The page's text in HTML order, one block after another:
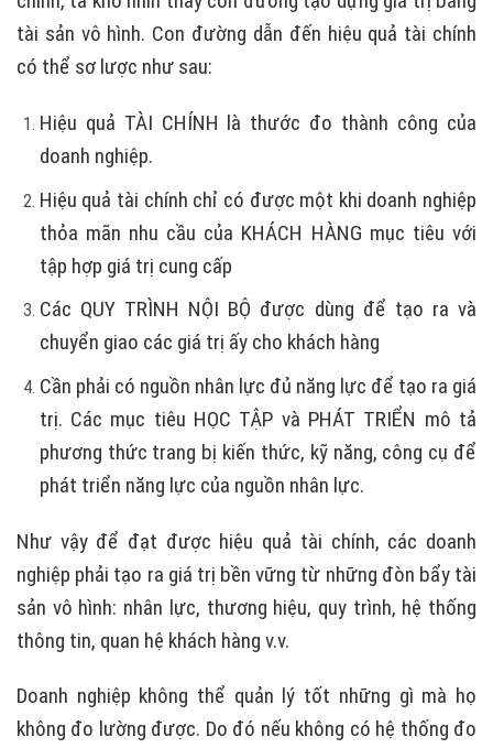
tài sản vô hình. Con đường dẫn đến hiệu quả tài chính
có thể sơ lược như sau:
Hiệu quả TÀI CHÍNH là thước đo thành công của
doanh nghiệp.
Hiệu quả tài chính chỉ có được một khi doanh nghiệp
thỏa mãn nhu cầu của KHÁCH HÀNG mục tiêu với
tập hợp giá trị cung cấp
Các QUY TRÌNH NỘI BỘ được dùng để tạo ra và
chuyển giao các giá trị ấy cho khách hàng
Cần phải có nguồn nhân lực đủ năng lực để tạo ra giá
trị. Các mục tiêu HỌC TẬP và PHÁT TRIỂN mô tả
phương thức trang bị kiến thức, kỹ năng, công cụ để
phát triển năng lực của nguồn nhân lực.
Như vậy để đạt được hiệu quả tài chính, các doanh
nghiệp phải tạo ra giá trị bền vững từ những đòn bẩy tài
sản vô hình: nhân lực, thương hiệu, quy trình, hệ thống
thông tin, quan hệ khách hàng v.v.
Doanh nghiệp không thể quản lý tốt những gì mà họ
không đo lường được. Do đó nếu không có hệ thống đo